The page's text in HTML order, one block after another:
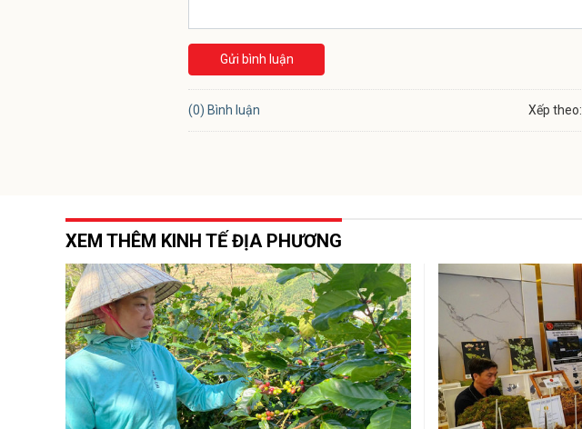
Gửi bình luận
(0) Bình luận Xếp theo:
XEM THÊM KINH TẾ ĐỊA PHƯƠNG